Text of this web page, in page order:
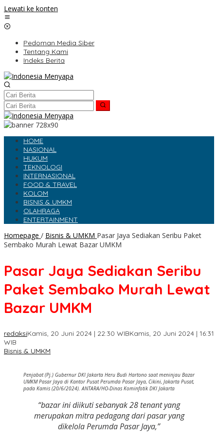
Lewati ke konten
Pedoman Media Siber
Tentang Kami
Indeks Berita
HOME
NASIONAL
HUKUM
TEKNOLOGI
INTERNASIONAL
FOOD & TRAVEL
KOLOM
BISNIS & UMKM
OLAHRAGA
ENTERTAINMENT
Homepage / Bisnis & UMKM Pasar Jaya Sediakan Seribu Paket
Sembako Murah Lewat Bazar UMKM
Pasar Jaya Sediakan Seribu
Paket Sembako Murah Lewat
Bazar UMKM
redaksiKamis, 20 Juni 2024 | 22:30 WIBKamis, 20 Juni 2024 | 16:31
WIB
Bisnis & UMKM
Penjabat (Pj.) Gubernur DKI Jakarta Heru Budi Hartono saat meninjau Bazar
UMKM Pasar Jaya di Kantor Pusat Perumda Pasar Jaya, Cikini, Jakarta Pusat,
pada Kamis (20/6/2024). ANTARA/HO-Dinas Kominfotik DKI Jakarta
“bazar ini diikuti sebanyak 28 tenant yang
merupakan mitra pedagang dari pasar yang
dikelola Perumda Pasar Jaya,”